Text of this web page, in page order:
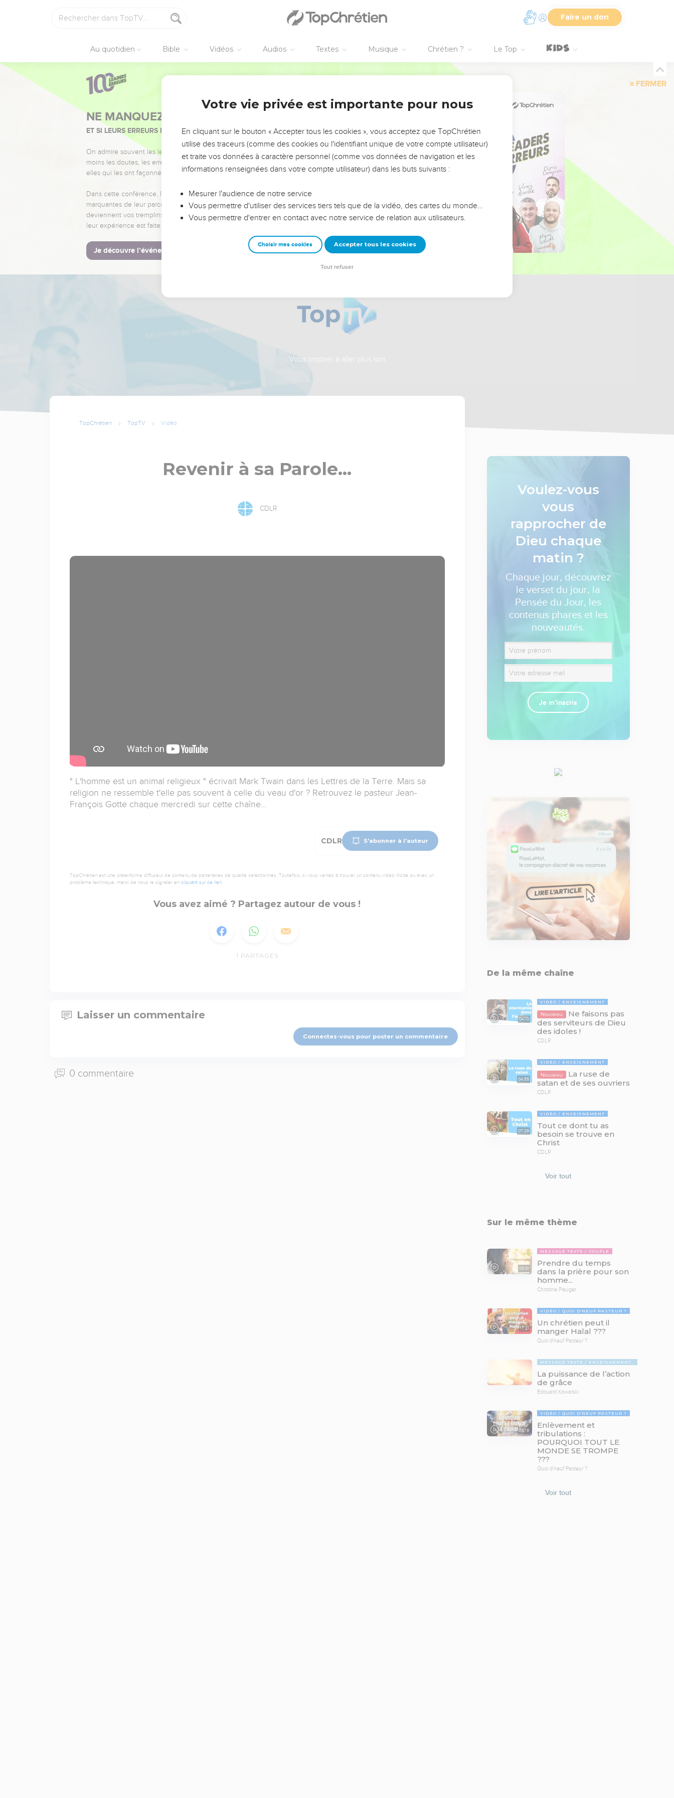
Faire un don
Au quotidien Bible Vidéos Audios Textes Musique Chrétien ? Le Top
FERMER
NE MANQUEZ PAS L’ÉVÉNEMENT DE L’ANNÉE !
ET SI LEURS ERREURS POUVAIENT VOUS ÉVITER LES VOTRES ?
On admire souvent les leaders pour leurs réussites, leur impact, leur foi ou leur vision. Mais on voit
moins les doutes, les erreurs et les saisons difficiles qu'ils ont traversés, alors même que ce sont
elles qui les ont façonnés.
Dans cette conférence, leaders, entrepreneurs, et responsables reviennent sur les erreurs
marquantes de leur parcours et les clés pour avancer avec plus de sagesse afin que leurs erreurs
deviennent vos tremplins. Que vous guidiez un ministère, une équipe, un groupe ou une famille,
leur expérience est faite pour vous.
Je découvre l’événement
Vous inspirer à aller plus loin
TopChrétien TopTV Vidéo
Revenir à sa Parole...
CDLR
" L'homme est un animal religieux " écrivait Mark Twain dans les Lettres de la Terre. Mais sa
religion ne ressemble t'elle pas souvent à celle du veau d'or ? Retrouvez le pasteur Jean-
François Gotte chaque mercredi sur cette chaîne...
CDLR S'abonner à l'auteur
TopChrétien est une plate-forme diffuseur de contenu de partenaires de qualité sélectionnés. Toutefois, si vous veniez à trouver un contenu vidéo illicite ou avec un
problème technique, merci de nous le signaler en cliquant sur ce lien.
Vous avez aimé ? Partagez autour de vous !
1 PARTAGES
Laisser un commentaire
Connectez-vous pour poster un commentaire
0 commentaire
Voulez-vous
vous
rapprocher de
Dieu chaque
matin ?
Chaque jour, découvrez
le verset du jour, la
Pensée du Jour, les
contenus phares et les
nouveautés.
Je m'inscris
De la même chaîne
04:10
VIDÉO ENSEIGNEMENT
Nouveau
Ne faisons pas
des serviteurs de Dieu
des idoles !
CDLR
04:55
VIDÉO ENSEIGNEMENT
Nouveau
La ruse de
satan et de ses ouvriers
CDLR
07:29
VIDÉO ENSEIGNEMENT
Tout ce dont tu as
besoin se trouve en
Christ
CDLR
Voir tout
Sur le même thème
03:01
MESSAGE TEXTE COUPLE
Prendre du temps
dans la prière pour son
homme...
Christine Piauger
17:21
VIDÉO QUOI D'NEUF PASTEUR ?
Un chrétien peut il
manger Halal ???
Quoi d'neuf Pasteur ?
MESSAGE TEXTE ENSEIGNEMENTS BIBLIQUES
La puissance de l’action
de grâce
Edouard Kowalski
78:19
VIDÉO QUOI D'NEUF PASTEUR ?
Enlèvement et
tribulations :
POURQUOI TOUT LE
MONDE SE TROMPE
???
Quoi d'neuf Pasteur ?
Voir tout
Votre vie privée est importante pour nous
En cliquant sur le bouton « Accepter tous les cookies », vous acceptez que TopChrétien
utilise des traceurs (comme des cookies ou l'identifiant unique de votre compte utilisateur)
et traite vos données à caractère personnel (comme vos données de navigation et les
informations renseignées dans votre compte utilisateur) dans les buts suivants :
Mesurer l'audience de notre service
Vous permettre d'utiliser des services tiers tels que de la vidéo, des cartes du monde…
Vous permettre d'entrer en contact avec notre service de relation aux utilisateurs.
Choisir mes cookies Accepter tous les cookies
Tout refuser